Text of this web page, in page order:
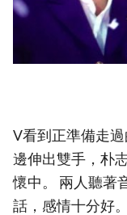
V看到正準備走
邊伸出雙手，朴
懷中。 兩人聽著
話，感情十分好。